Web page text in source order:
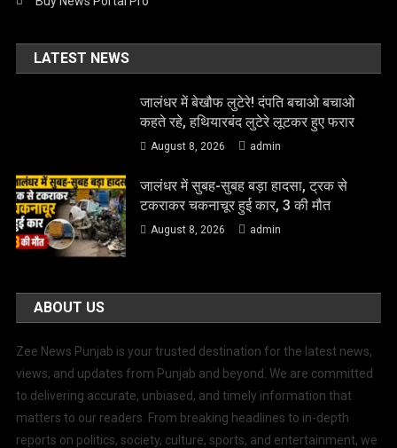
LATEST NEWS
जालंधर में बेखौफ लुटेरे! दंपति बचाओ बचाओ
कहते रहे, हथियारबंद लुटेरे लूटकर हुए फरार
August 8, 2026 admin
जालंधर में सुबह-सुबह बड़ा हादसा, ट्रक से
टकराकर चकनाचूर हुई कार, 3 की मौत
August 8, 2026 admin
ABOUT US
Zee News Punjab is your trusted destination for the latest news,
views, and updates from Punjab and beyond. We are committed
to delivering accurate, unbiased, and timely information that
matters to our readers. From breaking headlines to in-depth
reports on politics, society, culture, sports, and entertainment, we